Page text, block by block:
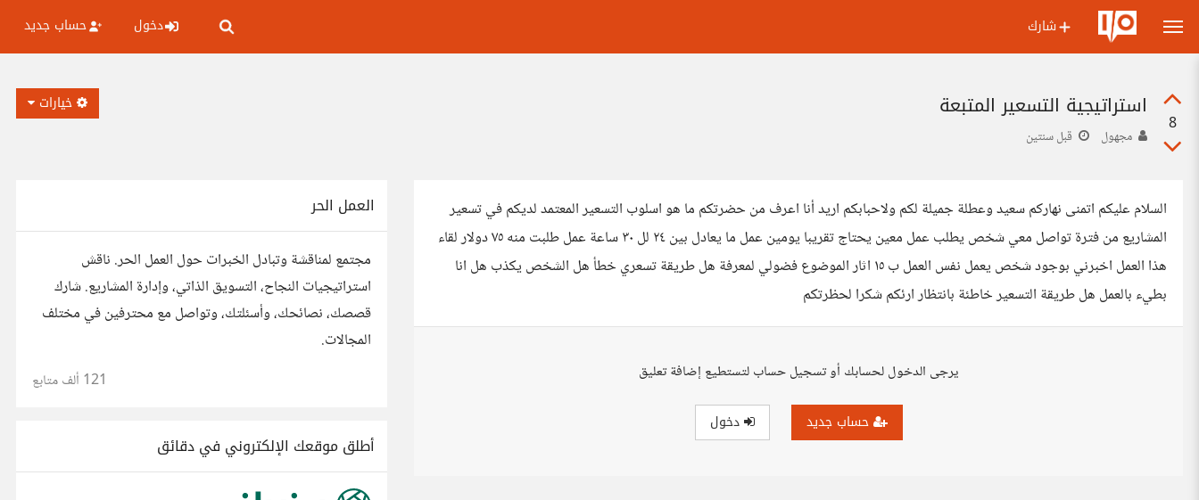
شارك دخول حساب جديد
8
استراتيجية التسعير المتبعة
مجهول قبل سنتين
خيارات
السلام عليكم اتمنى نهاركم سعيد وعطلة جميلة لكم ولاحبابكم اريد أنا اعرف من حضرتكم ما هو اسلوب التسعير المعتمد لديكم في تسعير
المشاريع من فترة تواصل معي شخص يطلب عمل معين يحتاج تقريبا يومين عمل ما يعادل بين ٢٤ لل ٣٠ ساعة عمل طلبت منه ٧٥ دولار لقاء
هذا العمل اخبرني بوجود شخص يعمل نفس العمل ب ١٥ اثار الموضوع فضولي لمعرفة هل طريقة تسعري خطأ هل الشخص يكذب هل انا
بطيء بالعمل هل طريقة التسعير خاطئة بانتظار ارئكم شكرا لحظرتكم
يرجى الدخول لحسابك أو تسجيل حساب لتستطيع إضافة تعليق
حساب جديد دخول
العمل الحر
مجتمع لمناقشة وتبادل الخبرات حول العمل الحر. ناقش
استراتيجيات النجاح، التسويق الذاتي، وإدارة المشاريع. شارك
قصصك، نصائحك، وأسئلتك، وتواصل مع محترفين في مختلف
المجالات.
121 ألف متابع
أطلق موقعك الإلكتروني في دقائق